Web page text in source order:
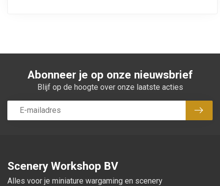
Abonneer je op onze nieuwsbrief
Blijf op de hoogte over onze laatste acties
Scenery Workshop BV
Alles voor je miniature wargaming en scenery